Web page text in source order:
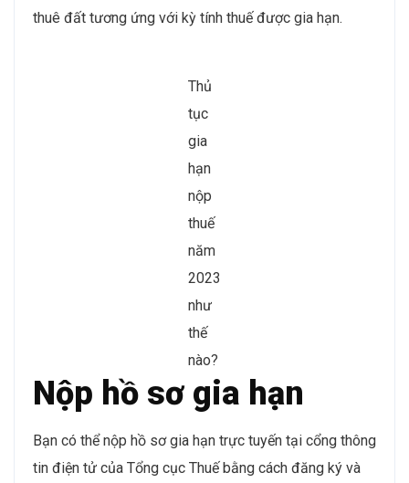
thuê đất tương ứng với kỳ tính thuế được gia hạn.
Thủ
tục
gia
hạn
nộp
thuế
năm
2023
như
thế
nào?
Nộp hồ sơ gia hạn
Bạn có thể nộp hồ sơ gia hạn trực tuyến tại cổng thông
tin điện tử của Tổng cục Thuế bằng cách đăng ký và